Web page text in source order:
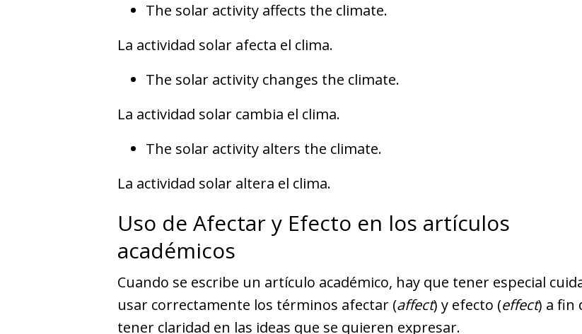
The solar activity affects the climate.
La actividad solar afecta el clima.
The solar activity changes the climate.
La actividad solar cambia el clima.
The solar activity alters the climate.
La actividad solar altera el clima.
Uso de Afectar y Efecto en los artículos
académicos
Cuando se escribe un artículo académico, hay que tener especial
usar correctamente los términos afectar (affect) y efecto (effect) a fin
tener claridad en las ideas que se quieren expresar.